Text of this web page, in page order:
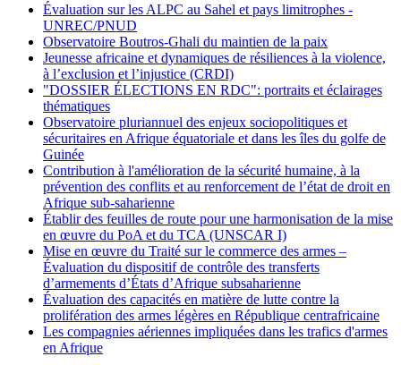
Évaluation sur les ALPC au Sahel et pays limitrophes -
UNREC/PNUD
Observatoire Boutros-Ghali du maintien de la paix
Jeunesse africaine et dynamiques de résiliences à la violence,
à l’exclusion et l’injustice (CRDI)
"DOSSIER ÉLECTIONS EN RDC": portraits et éclairages
thématiques
Observatoire pluriannuel des enjeux sociopolitiques et
sécuritaires en Afrique équatoriale et dans les îles du golfe de
Guinée
Contribution à l'amélioration de la sécurité humaine, à la
prévention des conflits et au renforcement de l’état de droit en
Afrique sub-saharienne
Établir des feuilles de route pour une harmonisation de la mise
en œuvre du PoA et du TCA (UNSCAR I)
Mise en œuvre du Traité sur le commerce des armes –
Évaluation du dispositif de contrôle des transferts
d’armements d’États d’Afrique subsaharienne
Évaluation des capacités en matière de lutte contre la
prolifération des armes légères en République centrafricaine
Les compagnies aériennes impliquées dans les trafics d'armes
en Afrique